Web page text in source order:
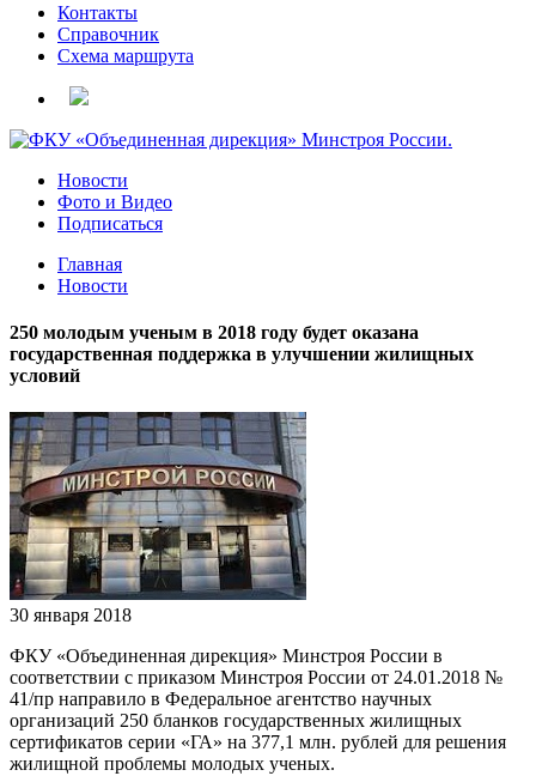
Контакты
Справочник
Схема маршрута
Новости
Фото и Видео
Подписаться
Главная
Новости
250 молодым ученым в 2018 году будет оказана
государственная поддержка в улучшении жилищных
условий
30 января 2018
ФКУ «Объединенная дирекция» Минстроя России в
соответствии с приказом Минстроя России от 24.01.2018 №
41/пр направило в Федеральное агентство научных
организаций 250 бланков государственных жилищных
сертификатов серии «ГА» на 377,1 млн. рублей для решения
жилищной проблемы молодых ученых.